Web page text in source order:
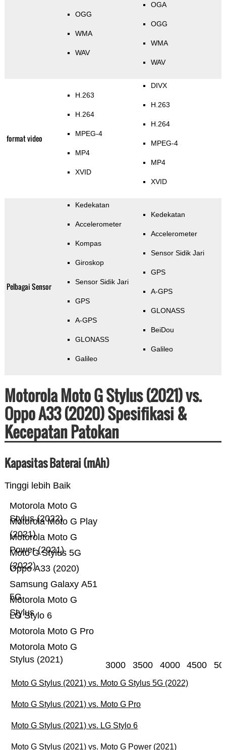
OGG
WMA
WAV
OGA
OGG
WMA
WAV
format video
H.263
H.264
MPEG-4
MP4
XVID
DIVX
H.263
H.264
MPEG-4
MP4
XVID
Pelbagai Sensor
Kedekatan
Accelerometer
Kompas
Giroskop
Sensor Sidik Jari
GPS
A-GPS
GLONASS
Galileo
Kedekatan
Accelerometer
Sensor Sidik Jari
GPS
A-GPS
GLONASS
BeiDou
Galileo
Motorola Moto G Stylus (2021) vs.
Oppo A33 (2020) Spesifikasi &
Kecepatan Patokan
Kapasitas Baterai (mAh)
Tinggi lebih Baik
Motorola Moto G
Stylus (2021)
Motorola Moto G Pro
LG Stylo 6
Motorola Moto G
Stylus
Samsung Galaxy A51
5G
Oppo A33 (2020)
Moto G Stylus 5G
(2022)
Motorola Moto G
Power (2021)
Motorola Moto G Play
(2021)
Motorola Moto G
Stylus (2022)
3000 3500 4000 4500
Moto G Stylus (2021) vs. Moto G Stylus 5G (2022)
Moto G Stylus (2021) vs. Moto G Pro
Moto G Stylus (2021) vs. LG Stylo 6
Moto G Stylus (2021) vs. Moto G Power (2021)